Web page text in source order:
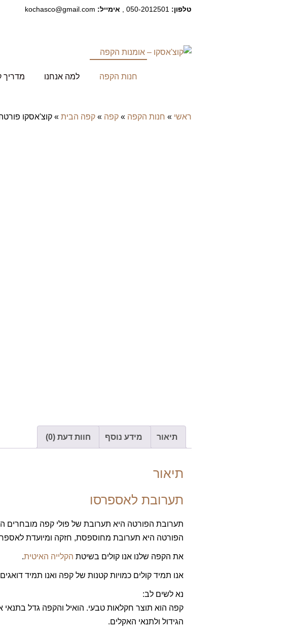
טלפון: אימייל:
חנות הקפה למה אנחנו מדריך
ראשי » חנות הקפה » קפה » קפה הבית » קוצ'אסקו
תיאור מידע נוסף חוות דעת (0)
תיאור
תערובת לאספרסו
הפורטה היא תערובת מחוספסת, חזקה ומיועדת
את הקפה שלנו אנו קולים בשיטת הקלייה האיטית.
אנו תמיד קולים כמויות קטנות של קפה ואנו תמיד
נא לשים לב:
קפה הוא תוצר חקלאות טבעי. הואיל והקפה גדל
הגידול ולתנאי האקלים.